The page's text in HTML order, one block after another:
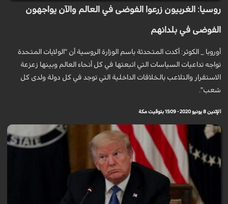
روسيا: الغربيون زرعوا الفوضى في العالم والآن يواجهون
الفوضى في بلدانهم
أوروبا _ الكوثر: أكدت المتحدثة باسم الوزارة الروسية أن "الولايات المتحدة
تواجه تداعيات السياسات التي اتبعتها في كل أنحاء العالم وبينها زعزعة
الاستقرار والتلاعب بالخلافات الداخلية التي توجد في كل دولة ولدى كل
شعب".
الإثنين 8 يونيو 2020 - 15:09 بتوقيت مكة